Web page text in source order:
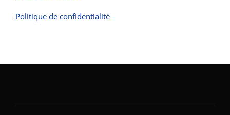
Politique de confidentialité